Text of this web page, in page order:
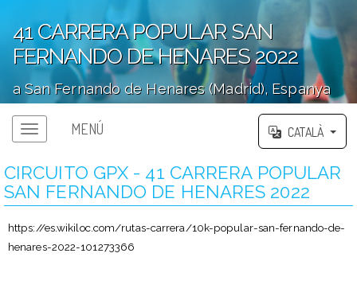
41 CARRERA POPULAR SAN
FERNANDO DE HENARES 2022
a San Fernando de Henares (Madrid), Espanya
MENÚ CATALÀ
CIRCUITO GPX - 41 CARRERA POPULAR
SAN FERNANDO DE HENARES 2022
https://es.wikiloc.com/rutas-carrera/10k-popular-san-fernando-de-
henares-2022-101273366